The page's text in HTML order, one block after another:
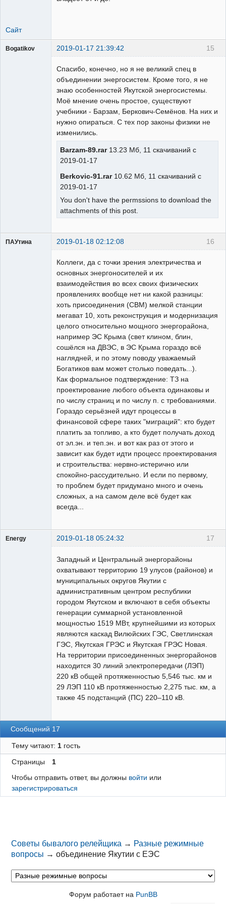
Сайт
15
Bogatikov 2019-01-17 21:39:42
Спасибо, конечно, но я не великий спец в
объединении энергосистем. Кроме того, я не
знаю особенностей Якутской энергосистемы.
Моё мнение очень простое, существуют
учебники - Барзам, Беркович-Семёнов. На них и
нужно опираться. С тех пор законы физики не
изменились.
Barzam-89.rar13.23 Мб, 11 скачиваний с
2019-01-17
Berkovic-91.rar10.62 Мб, 11 скачиваний с
2019-01-17
You don't have the permssions to download the
attachments of this post.
16
ПАУтина 2019-01-18 02:12:08
Коллеги, да с точки зрения электричества и
основных энергоносителей и их
взаимодействия во всех своих физических
проявлениях вообще нет ни какой разницы:
хоть присоединения (СВМ) мелкой станции
мегават 10, хоть реконструкция и модернизация
целого относительно мощного энергорайона,
например ЭС Крыма (свет клином, блин,
сошёлся на ДВЭС, в ЭС Крыма гораздо всё
наглядней, и по этому поводу уважаемый
Богатиков вам может столько поведать...).
Как формальное подтверждение: ТЗ на
проектирование любого объекта одинаковы и
по числу страниц и по числу п. с требованиями.
Гораздо серьёзней идут процессы в
финансовой сфере таких "миграций": кто будет
платить за топливо, а кто будет получать доход
от эл.эн. и теп.эн. и вот как раз от этого и
зависит как будет идти процесс проектирования
и строительства: нервно-истерично или
спокойно-рассудительно. И если по первому,
то проблем будет придумано много и очень
сложных, а на самом деле всё будет как
всегда...
17
Energy 2019-01-18 05:24:32
Западный и Центральный энергорайоны
охватывают территорию 19 улусов (районов) и
муниципальных округов Якутии с
административным центром республики
городом Якутском и включают в себя объекты
генерации суммарной установленной
мощностью 1519 МВт, крупнейшими из которых
являются каскад Вилюйских ГЭС, Светлинская
ГЭС, Якутская ГРЭС и Якутская ГРЭС Новая.
На территории присоединенных энергорайонов
находится 30 линий электропередачи (ЛЭП)
220 кВ общей протяженностью 5,546 тыс. км и
29 ЛЭП 110 кВ протяженностью 2,275 тыс. км, а
также 45 подстанций (ПС) 220–110 кВ.
Сообщений 17
Тему читают: 1гость
Страницы
1
Чтобы отправить ответ, вы должны войти или
зарегистрироваться
Советы бывалого релейщика → Разные режимные
вопросы →объединение Якутии с ЕЭС
Форум работает на PunBB